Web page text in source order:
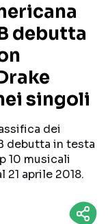
EVENTI
SHOW
debutta
singoli
dei
debutta in testa
10 musicali
aprile 2018.